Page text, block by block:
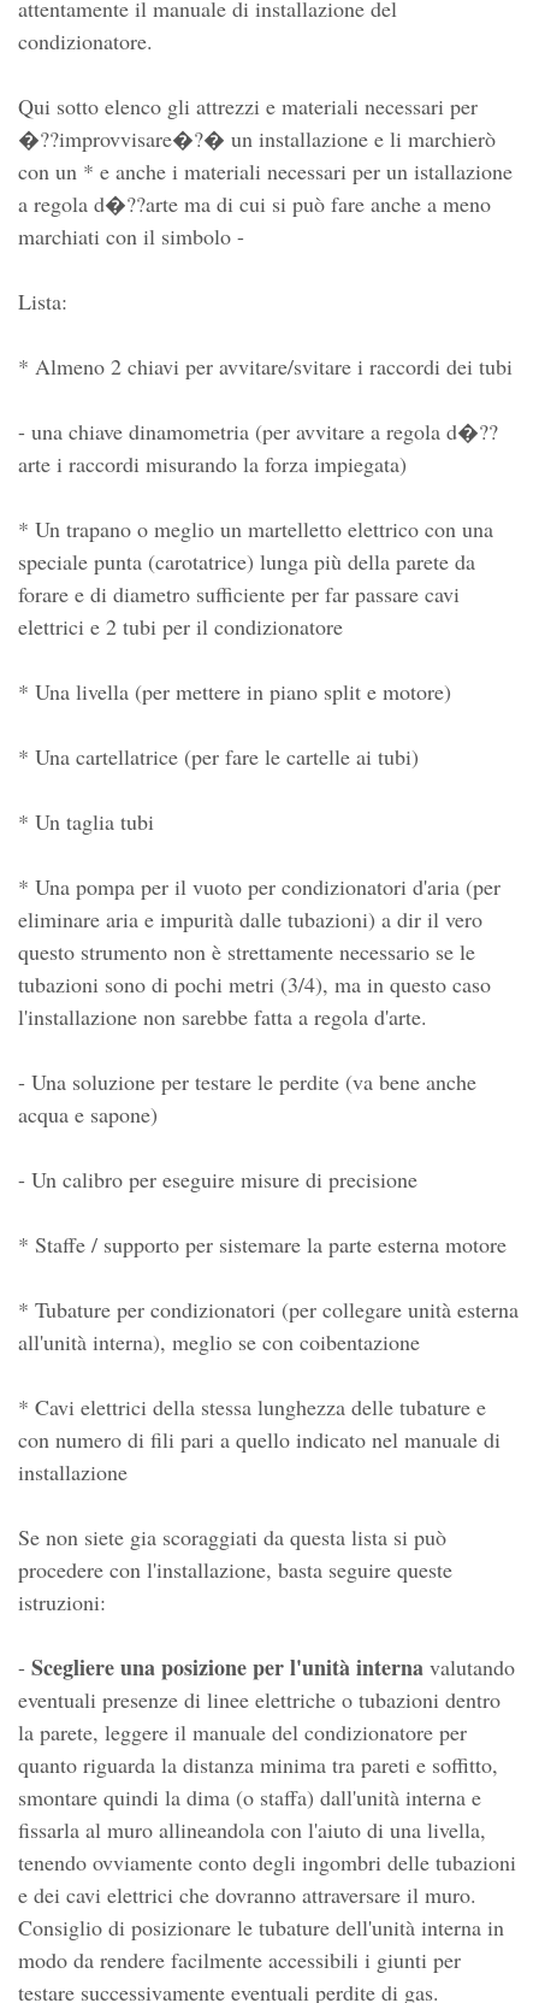
attentamente il manuale di installazione del
condizionatore.
Qui sotto elenco gli attrezzi e materiali necessari per
�??improvvisare�?� un installazione e li marchierò
con un * e anche i materiali necessari per un istallazione
a regola d�??arte ma di cui si può fare anche a meno
marchiati con il simbolo -
Lista:
* Almeno 2 chiavi per avvitare/svitare i raccordi dei tubi
- una chiave dinamometria (per avvitare a regola d�??
arte i raccordi misurando la forza impiegata)
* Un trapano o meglio un martelletto elettrico con una
speciale punta (carotatrice) lunga più della parete da
forare e di diametro sufficiente per far passare cavi
elettrici e 2 tubi per il condizionatore
* Una livella (per mettere in piano split e motore)
* Una cartellatrice (per fare le cartelle ai tubi)
* Un taglia tubi
* Una pompa per il vuoto per condizionatori d'aria (per
eliminare aria e impurità dalle tubazioni) a dir il vero
questo strumento non è strettamente necessario se le
tubazioni sono di pochi metri (3/4), ma in questo caso
l'installazione non sarebbe fatta a regola d'arte.
- Una soluzione per testare le perdite (va bene anche
acqua e sapone)
- Un calibro per eseguire misure di precisione
* Staffe / supporto per sistemare la parte esterna motore
* Tubature per condizionatori (per collegare unità esterna
all'unità interna), meglio se con coibentazione
* Cavi elettrici della stessa lunghezza delle tubature e
con numero di fili pari a quello indicato nel manuale di
installazione
Se non siete gia scoraggiati da questa lista si può
procedere con l'installazione, basta seguire queste
istruzioni:
- Scegliere una posizione per l'unità interna valutando
eventuali presenze di linee elettriche o tubazioni dentro
la parete, leggere il manuale del condizionatore per
quanto riguarda la distanza minima tra pareti e soffitto,
smontare quindi la dima (o staffa) dall'unità interna e
fissarla al muro allineandola con l'aiuto di una livella,
tenendo ovviamente conto degli ingombri delle tubazioni
e dei cavi elettrici che dovranno attraversare il muro.
Consiglio di posizionare le tubature dell'unità interna in
modo da rendere facilmente accessibili i giunti per
testare successivamente eventuali perdite di gas.